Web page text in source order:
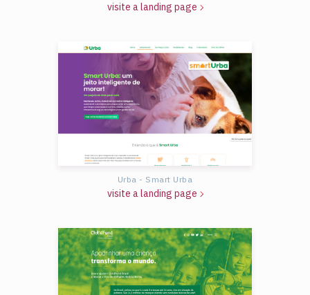
visite a landing page
Urba - Smart Urba
visite a landing page